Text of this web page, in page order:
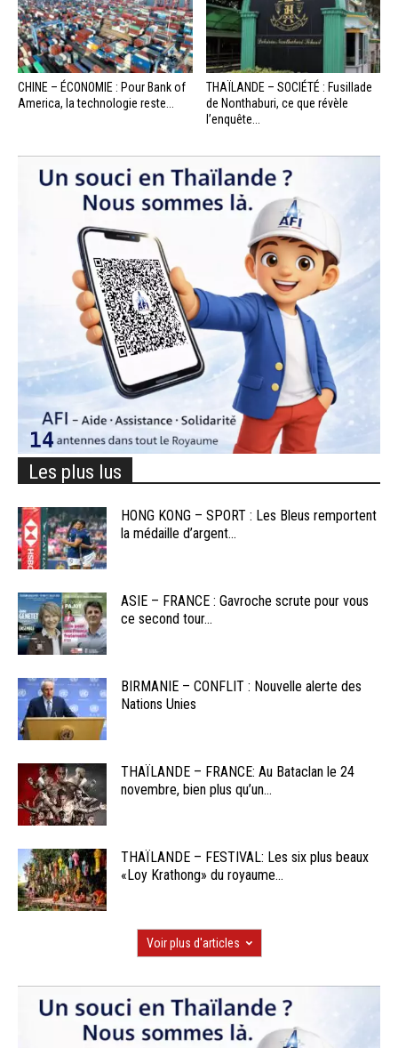
CHINE – ÉCONOMIE : Pour Bank of
America, la technologie reste...
THAÏLANDE – SOCIÉTÉ : Fusillade
de Nonthaburi, ce que révèle
l’enquête...
Les plus lus
HONG KONG – SPORT : Les Bleus remportent
la médaille d’argent...
ASIE – FRANCE : Gavroche scrute pour vous
ce second tour...
BIRMANIE – CONFLIT : Nouvelle alerte des
Nations Unies
THAÏLANDE – FRANCE: Au Bataclan le 24
novembre, bien plus qu’un...
THAÏLANDE – FESTIVAL: Les six plus beaux
«Loy Krathong» du royaume...
Voir plus d'articles